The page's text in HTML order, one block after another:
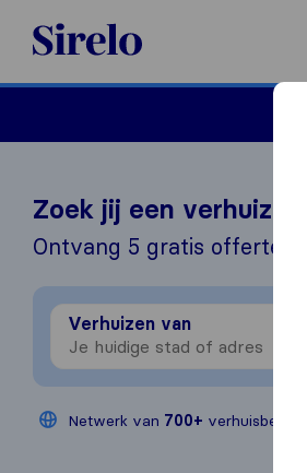
Sirelo.nl
Zoek jij een verhuizer?
Ontvang 5 gratis offertes
Verhuizen van
Netwerk van 700+